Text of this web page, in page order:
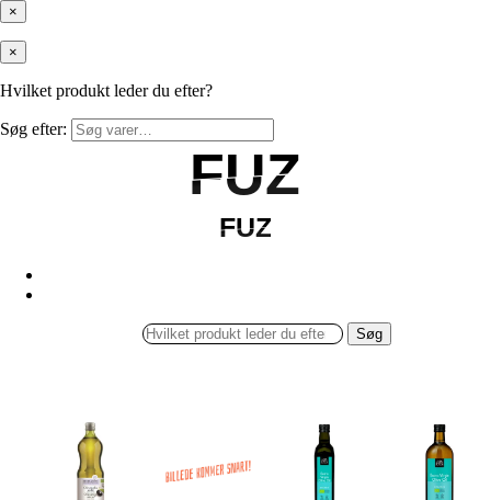
×
×
Hvilket produkt leder du efter?
Søg efter:
FUZ
FUZ
FUZ
FUZ
Søg